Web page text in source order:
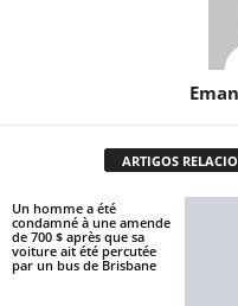
ARTIGOS
Un homme a été
condamné à une amende
de 700 $ après que sa
voiture ait été percutée
par un bus de Brisbane